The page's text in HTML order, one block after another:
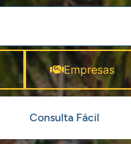
Empresas
Consulta Fácil